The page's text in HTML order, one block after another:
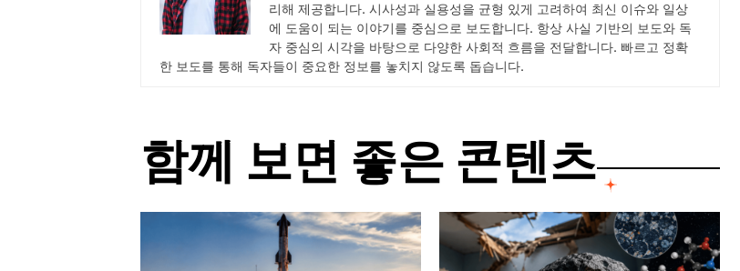
리해 제공합니다. 시사성과 실용성을 균형 있게 고려하여 최신 이슈와 일상
에 도움이 되는 이야기를 중심으로 보도합니다. 항상 사실 기반의 보도와 독
자 중심의 시각을 바탕으로 다양한 사회적 흐름을 전달합니다. 빠르고 정확
한 보도를 통해 독자들이 중요한 정보를 놓치지 않도록 돕습니다.
함께 보면 좋은 콘텐츠